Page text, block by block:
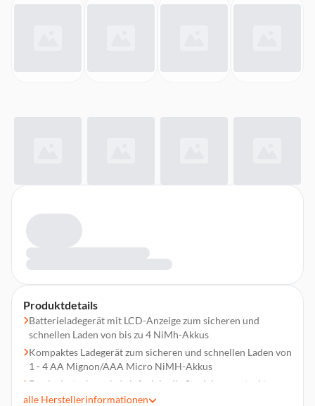
Produktdetails
Batterieladegerät mit LCD-Anzeige zum sicheren und
schnellen Laden von bis zu 4 NiMh-Akkus
Kompaktes Ladegerät zum sicheren und schnellen Laden von
1 - 4 AA Mignon/AAA Micro NiMH-Akkus
Der Ladestecker wird einfach in die Steckdose gesteckt, um
den Ladeprozess zu beginnen
alle Herstellerinformationen